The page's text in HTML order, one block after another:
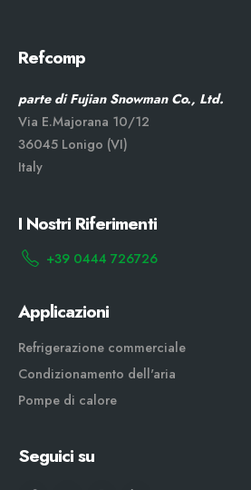
Refcomp
parte di Fujian Snowman Co., Ltd.
Via E.Majorana 10/12
36045 Lonigo (VI)
Italy
I Nostri Riferimenti
+39 0444 726726
Applicazioni
Refrigerazione commerciale
Condizionamento dell'aria
Pompe di calore
Seguici su